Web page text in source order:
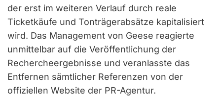
der erst im weiteren Verlauf durch reale
Ticketkäufe und Tonträgerabsätze kapitalisiert
wird. Das Management von Geese reagierte
unmittelbar auf die Veröffentlichung der
Rechercheergebnisse und veranlasste das
Entfernen sämtlicher Referenzen von der
offiziellen Website der PR-Agentur.